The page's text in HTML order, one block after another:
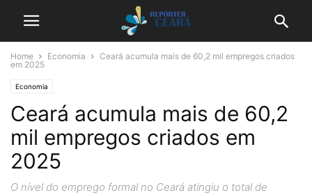
Home Economia
Ceará acumula mais de 60,2 mil empregos criados
em 2025
Economia
Ceará acumula mais de 60,2
mil empregos criados em
2025
O nível do emprego formal no Ceará atingiu o total de